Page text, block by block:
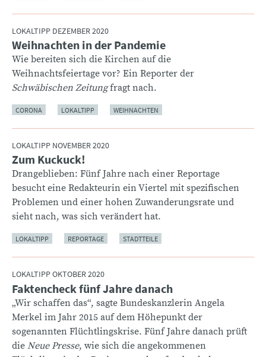
LOKALTIPP DEZEMBER 2020
:Weihnachten in der Pandemie
Wie bereiten sich die Kirchen auf die
Weihnachtsfeiertage vor? Ein Reporter der
Schwäbischen Zeitungfragt nach.
CORONA LOKALTIPP WEIHNACHTEN
LOKALTIPP NOVEMBER 2020
:
Zum Kuckuck!
Drangeblieben: Fünf Jahre nach einer Reportage
besucht eine Redakteurin ein Viertel mit spezifischen
Problemen und einer hohen Zuwanderungsrate und
sieht nach, was sich verändert hat.
LOKALTIPP REPORTAGE STADTTEILE
LOKALTIPP OKTOBER 2020
:Faktencheck fünf Jahre danach
„Wir schaffen das“, sagte Bundeskanzlerin Angela
Merkel im Jahr 2015 auf dem Höhepunkt der
sogenannten Flüchtlingskrise. Fünf Jahre danach prüft
die Neue Presse, wie sich die angekommenen